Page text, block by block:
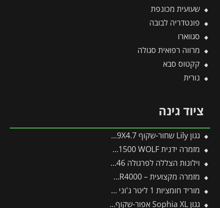
שעועית מכונפת
פונטדריה לבובה
סגווארו
מרווה רפואית סגולה
קקטוס סבא
נורית
ציוד גינה
גגון Lily שחור-שקוף 0.9X4.7 בעיצוב רטרו מבית פלרם – Canopia
מזמרה ידנית by-pass indoor RR1500 WOLF
וילונות הצללה לפרגולה 3X5.46 מבית פלרם – Canopia
מזמרה מקצועית – WOLF by-pass RR4000
מוריד חומציות 1 ליטר ג'וני גרין
גגון Sophia XL אפור-שקוף 1.4X3.8 עיצוב מודרני מבית פלרם – Canopia